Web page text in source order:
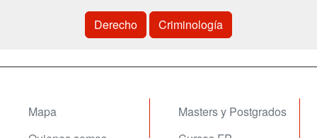
Derecho Criminología
Mapa
Masters y Postgrados